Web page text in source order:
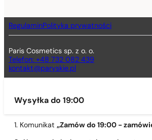
RegulaminPolityka prywatności
Paris Cosmetics sp. z o. o.
Telefon: +48 732 082 439
kontakt@paryskie.pl
Wysyłka do 19:00
1. Komunikat „Zamów do 19:00 -